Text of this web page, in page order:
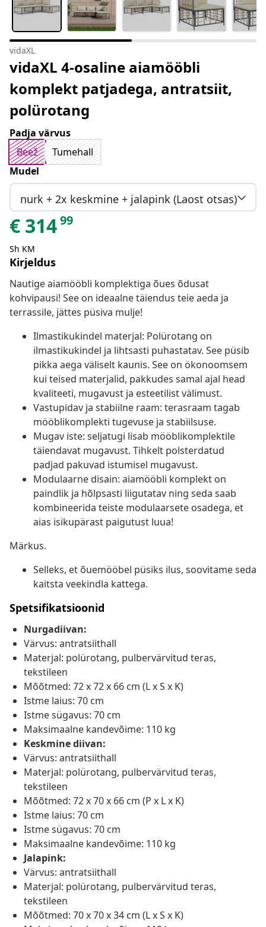
vidaXL
vidaXL 4-osaline aiamööbli
komplekt patjadega, antratsiit,
polürotang
Padja värvus
Beež
Tumehall
Mudel
nurk + 2x keskmine + jalapink (Laost otsas)
€ 31499
Sh KM
Kirjeldus
Nautige aiamööbli komplektiga õues õdusat
kohvipausi! See on ideaalne täiendus teie aeda ja
terrassile, jättes püsiva mulje!
Ilmastikukindel materjal: Polürotang on
ilmastikukindel ja lihtsasti puhastatav. See püsib
pikka aega väliselt kaunis. See on ökonoomsem
kui teised materjalid, pakkudes samal ajal head
kvaliteeti, mugavust ja esteetilist välimust.
Vastupidav ja stabiilne raam: terasraam tagab
mööblikomplekti tugevuse ja stabiilsuse.
Mugav iste: seljatugi lisab mööblikomplektile
täiendavat mugavust. Tihkelt polsterdatud
padjad pakuvad istumisel mugavust.
Modulaarne disain: aiamööbli komplekt on
paindlik ja hõlpsasti liigutatav ning seda saab
kombineerida teiste modulaarsete osadega, et
aias isikupärast paigutust luua!
Märkus.
Selleks, et õuemööbel püsiks ilus, soovitame seda
kaitsta veekindla kattega.
Spetsifikatsioonid
Nurgadiivan:
Värvus: antratsiithall
Materjal: polürotang, pulbervärvitud teras,
tekstileen
Mõõtmed: 72 x 72 x 66 cm (L x S x K)
Istme laius: 70 cm
Istme sügavus: 70 cm
Maksimaalne kandevõime: 110 kg
Keskmine diivan:
Värvus: antratsiithall
Materjal: polürotang, pulbervärvitud teras,
tekstileen
Mõõtmed: 72 x 70 x 66 cm (P x L x K)
Istme laius: 70 cm
Istme sügavus: 70 cm
Maksimaalne kandevõime: 110 kg
Jalapink:
Värvus: antratsiithall
Materjal: polürotang, pulbervärvitud teras,
tekstileen
Mõõtmed: 70 x 70 x 34 cm (L x S x K)